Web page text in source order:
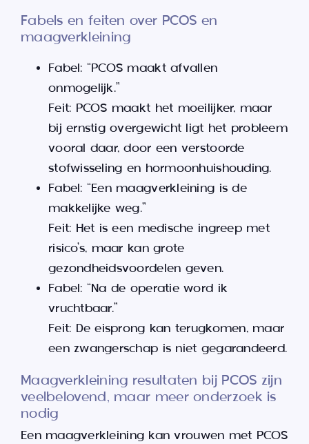
Fabels en feiten over PCOS en
maagverkleining
Fabel: “PCOS maakt afvallen
onmogelijk.”
Feit: PCOS maakt het moeilijker, maar
bij ernstig overgewicht ligt het probleem
vooral daar, door een verstoorde
stofwisseling en hormoonhuishouding.
Fabel: “Een maagverkleining is de
makkelijke weg.”
Feit: Het is een medische ingreep met
risico’s, maar kan grote
gezondheidsvoordelen geven.
Fabel: “Na de operatie word ik
vruchtbaar.”
Feit: De eisprong kan terugkomen, maar
een zwangerschap is niet gegarandeerd.
Maagverkleining resultaten bij PCOS zijn
veelbelovend, maar meer onderzoek is
nodig
Een maagverkleining kan vrouwen met PCOS